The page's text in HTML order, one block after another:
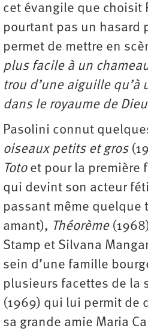
cet évangile que choisit
pourtant pas un hasard
permet de mettre en
plus facile à un
trou d’une aiguille qu’à
dans le royaume de Dieu
Pasolini connut
oiseaux petits et gros
Totoet pour la première
qui devint son acteur
passant même quelque
amant), Théorème
Stamp et Silvana
sein d’une famille
plusieurs facettes de la
(1969) qui lui permit de
sa grande amie Maria